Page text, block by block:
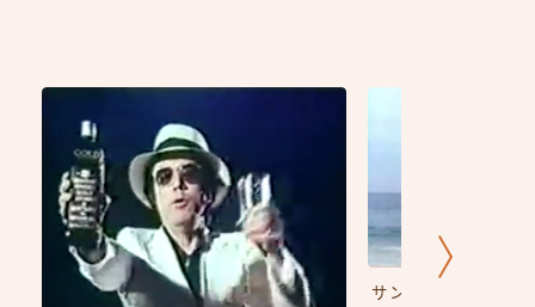
サントリー生 CM(